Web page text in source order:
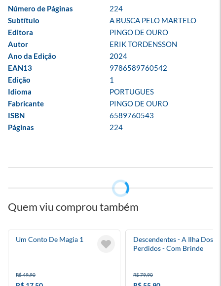
Número de Páginas
224
Subtítulo
A BUSCA PELO MARTELO
Editora
PINGO DE OURO
Autor
ERIK TORDENSSON
Ano da Edição
2024
EAN13
9786589760542
Edição
1
Idioma
PORTUGUES
Fabricante
PINGO DE OURO
ISBN
6589760543
Páginas
224
Quem viu comprou também
Um Conto De Magia 1
R$ 49,90
Descendentes - A Ilha Dos
Perdidos - Com Brinde
R$ 79,90